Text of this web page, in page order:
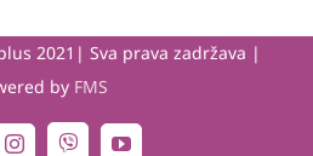
2021| Sva prava zadržava |
by FMS
Viber